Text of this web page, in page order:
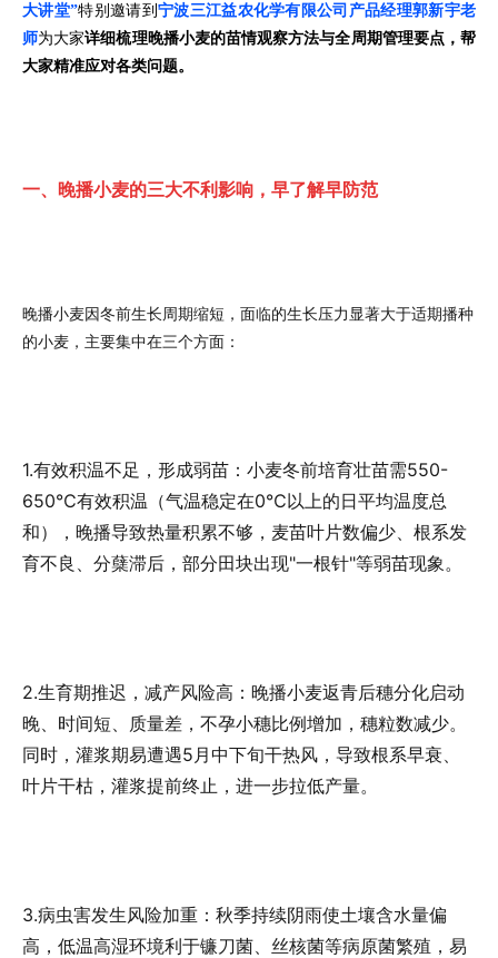
大讲堂”特别邀请到 宁波三江益农化学有限公司产品经理郭新宇老
师为大家详细梳理晚播小麦的苗情观察方法与全周期管理要点，帮
大家精准应对各类问题。
一、晚播小麦的三大不利影响，早了解早防范
晚播小麦因冬前生长周期缩短，面临的生长压力显著大于适期播种
的小麦，主要集中在三个方面：
1.有效积温不足，形成弱苗： 小麦冬前培育壮苗需550-
650℃有效积温（气温稳定在0℃以上的日平均温度总
和），晚播导致热量积累不够，麦苗叶片数偏少、根系发
育不良、分蘖滞后，部分田块出现"一根针"等弱苗现象。
2.生育期推迟，减产风险高： 晚播小麦返青后穗分化启动
晚、时间短、质量差，不孕小穗比例增加，穗粒数减少。
同时，灌浆期易遭遇5月中下旬干热风，导致根系早衰、
叶片干枯，灌浆提前终止，进一步拉低产量。
3.病虫害发生风险加重： 秋季持续阴雨使土壤含水量偏
高，低温高湿环境利于镰刀菌、丝核菌等病原菌繁殖，易